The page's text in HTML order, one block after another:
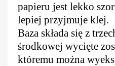
papieru jest lekko
lepiej przyjmuje klej.
Baza składa się z
środkowej wycięte
któremu można